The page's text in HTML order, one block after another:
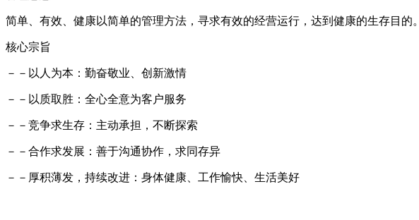
简单、有效、健康以简单的管理方法，寻求有效的经营运行，达到健康的生存目的。
核心宗旨
－－以人为本：勤奋敬业、创新激情
－－以质取胜：全心全意为客户服务
－－竞争求生存：主动承担，不断探索
－－合作求发展：善于沟通协作，求同存异
－－厚积薄发，持续改进：身体健康、工作愉快、生活美好